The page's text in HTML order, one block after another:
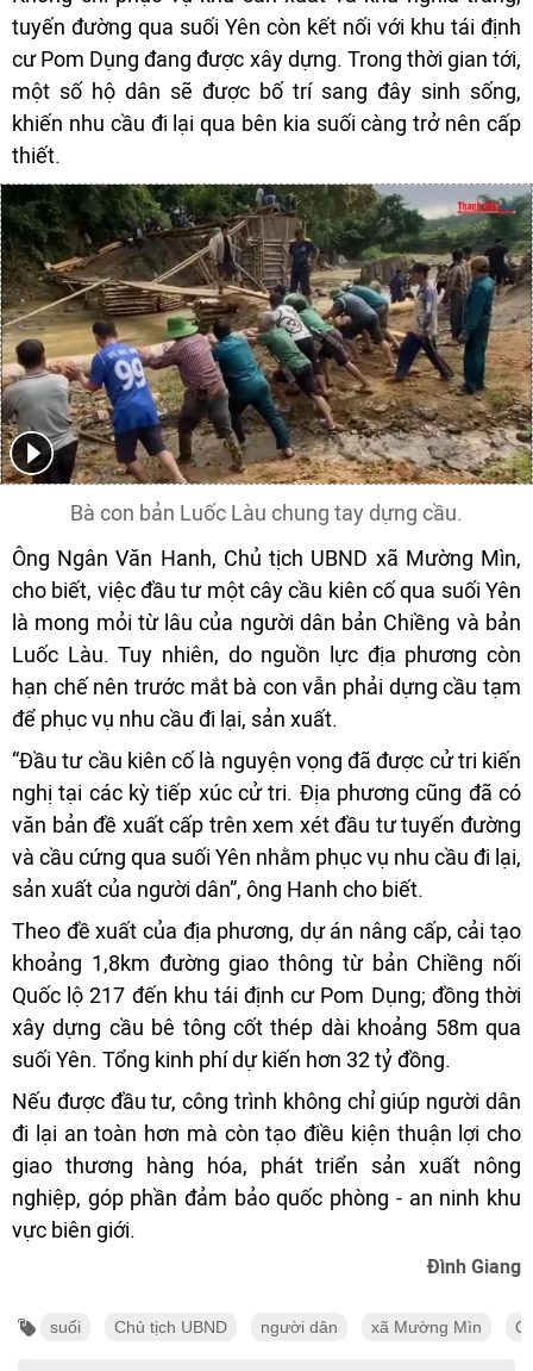
tuyến đường qua suối Yên còn kết nối với khu tái định
cư Pom Dụng đang được xây dựng. Trong thời gian tới,
một số hộ dân sẽ được bố trí sang đây sinh sống,
khiến nhu cầu đi lại qua bên kia suối càng trở nên cấp
thiết.
Bà con bản Luốc Làu chung tay dựng cầu.
Ông Ngân Văn Hanh, Chủ tịch UBND xã Mường Mìn,
cho biết, việc đầu tư một cây cầu kiên cố qua suối Yên
là mong mỏi từ lâu của người dân bản Chiềng và bản
Luốc Làu. Tuy nhiên, do nguồn lực địa phương còn
hạn chế nên trước mắt bà con vẫn phải dựng cầu tạm
để phục vụ nhu cầu đi lại, sản xuất.
“Đầu tư cầu kiên cố là nguyện vọng đã được cử tri kiến
nghị tại các kỳ tiếp xúc cử tri. Địa phương cũng đã có
văn bản đề xuất cấp trên xem xét đầu tư tuyến đường
và cầu cứng qua suối Yên nhằm phục vụ nhu cầu đi lại,
sản xuất của người dân”, ông Hanh cho biết.
Theo đề xuất của địa phương, dự án nâng cấp, cải tạo
khoảng 1,8km đường giao thông từ bản Chiềng nối
Quốc lộ 217 đến khu tái định cư Pom Dụng; đồng thời
xây dựng cầu bê tông cốt thép dài khoảng 58m qua
suối Yên. Tổng kinh phí dự kiến hơn 32 tỷ đồng.
Nếu được đầu tư, công trình không chỉ giúp người dân
đi lại an toàn hơn mà còn tạo điều kiện thuận lợi cho
giao thương hàng hóa, phát triển sản xuất nông
nghiệp, góp phần đảm bảo quốc phòng - an ninh khu
vực biên giới.
Đình Giang
suối Chủ tịch UBND người dân xã Mường Mìn